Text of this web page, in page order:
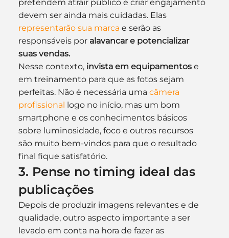
pretendem atrair público e criar engajamento
devem ser ainda mais cuidadas. Elas
representarão sua marca e serão as
responsáveis por alavancar e potencializar
suas vendas.
Nesse contexto, invista em equipamentos e
em treinamento para que as fotos sejam
perfeitas. Não é necessária uma câmera
profissional logo no início, mas um bom
smartphone e os conhecimentos básicos
sobre luminosidade, foco e outros recursos
são muito bem-vindos para que o resultado
final fique satisfatório.
3. Pense no timing ideal das
publicações
Depois de produzir imagens relevantes e de
qualidade, outro aspecto importante a ser
levado em conta na hora de fazer as